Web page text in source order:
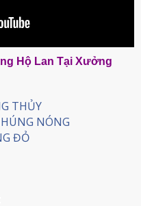
Hộ Lan Tại Xưởng
THỦY
NÓNG
ĐỎ